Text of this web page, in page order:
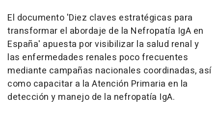
El documento 'Diez claves estratégicas para
transformar el abordaje de la Nefropatía IgA en
España' apuesta por visibilizar la salud renal y
las enfermedades renales poco frecuentes
mediante campañas nacionales coordinadas, así
como capacitar a la Atención Primaria en la
detección y manejo de la nefropatía IgA.